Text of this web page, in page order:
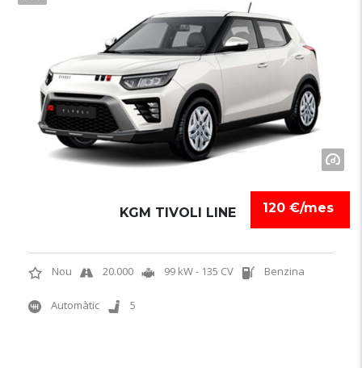
120 €/mes
KGM TIVOLI LINE
Nou 20.000 99 kW - 135 CV Benzina
Automàtic 5